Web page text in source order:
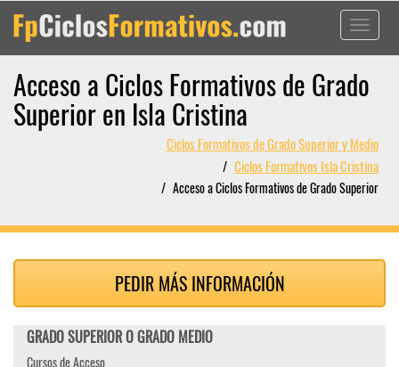
Toggle
Acceso a Ciclos Formativos de Grado
Superior en Isla Cristina
Ciclos Formativos de Grado Superior y Medio
Ciclos Formativos Isla Cristina
Acceso a Ciclos Formativos de Grado Superior
PEDIR MÁS INFORMACIÓN
GRADO SUPERIOR O GRADO MEDIO
Cursos de Acceso